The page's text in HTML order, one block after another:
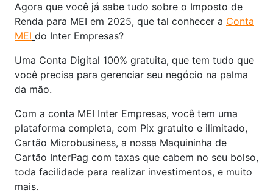
Agora que você já sabe tudo sobre o Imposto de
Renda para MEI em 2025, que tal conhecer a Conta
MEI do Inter Empresas?
Uma Conta Digital 100% gratuita, que tem tudo que
você precisa para gerenciar seu negócio na palma
da mão.
Com a conta MEI Inter Empresas, você tem uma
plataforma completa, com Pix gratuito e ilimitado,
Cartão Microbusiness, a nossa Maquininha de
Cartão InterPag com taxas que cabem no seu bolso,
toda facilidade para realizar investimentos, e muito
mais.